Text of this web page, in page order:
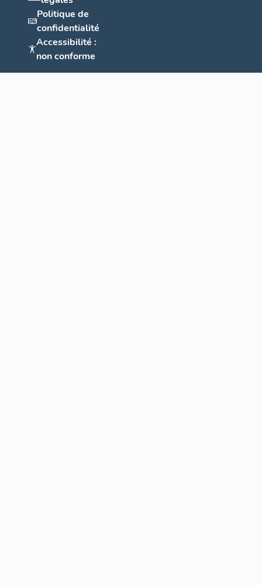
Politique de
confidentialité
Accessibilité :
non conforme